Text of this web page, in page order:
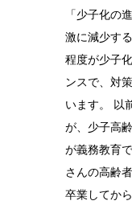
「少子化の
激に減少す
程度が少子
ンスで、対
います。 以
が、少子高
が義務教育
さんの高齢
卒業してか